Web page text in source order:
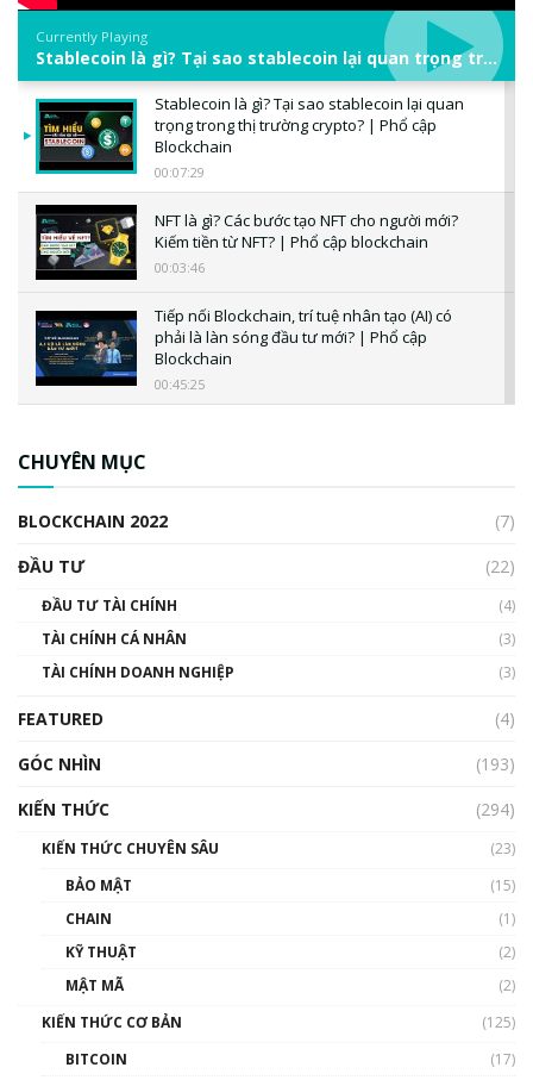
Currently Playing
Stablecoin là gì? Tại sao stablecoin lại quan trọng trong thị trường crypto? | Phổ cập Blockchain
Stablecoin là gì? Tại sao stablecoin lại quan
trọng trong thị trường crypto? | Phổ cập
Blockchain
00:07:29
NFT là gì? Các bước tạo NFT cho người mới?
Kiếm tiền từ NFT? | Phổ cập blockchain
00:03:46
Tiếp nối Blockchain, trí tuệ nhân tạo (AI) có
phải là làn sóng đầu tư mới? | Phổ cập
Blockchain
00:45:25
00:02:14
Nhìn lại năm 2022: Những sự kiện ảnh hưởng
đến hệ sinh thái tiền mã hoá | Phổ cập
00:43:47
CHUYÊN MỤC
BLOCKCHAIN 2022
(7)
ĐẦU TƯ
(22)
ĐẦU TƯ TÀI CHÍNH
(4)
TÀI CHÍNH CÁ NHÂN
(3)
TÀI CHÍNH DOANH NGHIỆP
(3)
FEATURED
(4)
GÓC NHÌN
(193)
KIẾN THỨC
(294)
KIẾN THỨC CHUYÊN SÂU
(23)
BẢO MẬT
(15)
CHAIN
(1)
KỸ THUẬT
(2)
MẬT MÃ
(2)
KIẾN THỨC CƠ BẢN
(125)
BITCOIN
(17)